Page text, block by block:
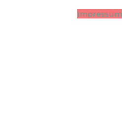
Impressum